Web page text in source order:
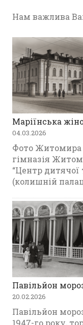
Нам важлива
Маріїнська
04.03.2026
Фото Житомира
гімназія
“Центр дитячої
(колишній
Павільйон
20.02.2026
Павільйон
1947-го року,